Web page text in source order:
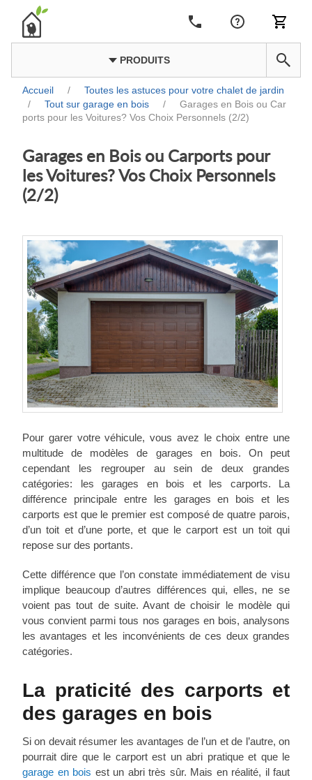
PRODUITS
Accueil /
Toutes les astuces pour votre chalet de jardin
/
Tout sur garage en bois /
Garages en Bois ou Car
ports pour les Voitures? Vos Choix Personnels (2/2)
Garages en Bois ou Carports pour
les Voitures? Vos Choix Personnels
(2/2)
Pour garer votre véhicule, vous avez le choix entre une
multitude de modèles de garages en bois. On peut
cependant les regrouper au sein de deux grandes
catégories: les garages en bois et les carports. La
différence principale entre les garages en bois et les
carports est que le premier est composé de quatre parois,
d’un toit et d’une porte, et que le carport est un toit qui
repose sur des portants.
Cette différence que l’on constate immédiatement de visu
implique beaucoup d’autres différences qui, elles, ne se
voient pas tout de suite. Avant de choisir le modèle qui
vous convient parmi tous nos garages en bois, analysons
les avantages et les inconvénients de ces deux grandes
catégories.
La praticité des carports et
des garages en bois
Si on devait résumer les avantages de l’un et de l’autre, on
pourrait dire que le carport est un abri pratique et que le
garage en bois est un abri très sûr. Mais en réalité, il faut